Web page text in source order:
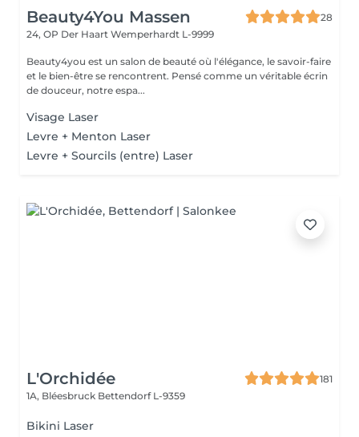
Beauty4You Massen
28
24, OP Der Haart Wemperhardt L-9999
Beauty4you est un salon de beauté où l'élégance, le savoir-faire
et le bien-être se rencontrent. Pensé comme un véritable écrin
de douceur, notre espa...
Visage Laser
Levre + Menton Laser
Levre + Sourcils (entre) Laser
L'Orchidée
181
1A, Bléesbruck Bettendorf L-9359
Bikini Laser